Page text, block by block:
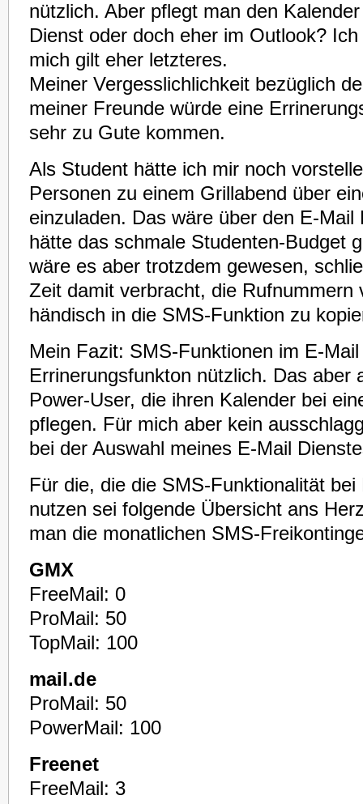
nützlich. Aber pflegt man den
Dienst oder doch eher im Outlook?
mich gilt eher letzteres.
Meiner Vergesslichlichkeit bezüglich
meiner Freunde würde eine
sehr zu Gute kommen.
Als Student hätte ich mir noch
Personen zu einem Grillabend über
einzuladen. Das wäre über den E-Mail
hätte das schmale Studenten-Budget
wäre es aber trotzdem gewesen,
Zeit damit verbracht, die Rufnummern
händisch in die SMS-Funktion zu
Mein Fazit: SMS-Funktionen im E-
Errinerungsfunkton nützlich. Das aber
Power-User, die ihren Kalender bei
pflegen. Für mich aber kein
bei der Auswahl meines E-Mail
Für die, die die SMS-Funktionalität bei
nutzen sei folgende Übersicht ans
man die monatlichen SMS-
GMX
FreeMail: 0
ProMail: 50
TopMail: 100
mail.de
ProMail: 50
PowerMail: 100
Freenet
FreeMail: 3